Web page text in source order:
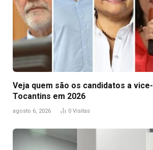
Veja quem são os candidatos a
Tocantins em 2026
agosto 6, 2026 0 Visitas